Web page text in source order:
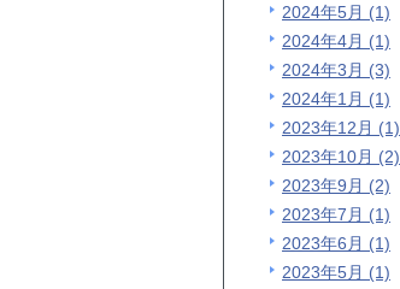
2024年5月 (1)
2024年4月 (1)
2024年3月 (3)
2024年1月 (1)
2023年12月 (1)
2023年10月 (2)
2023年9月 (2)
2023年7月 (1)
2023年6月 (1)
2023年5月 (1)